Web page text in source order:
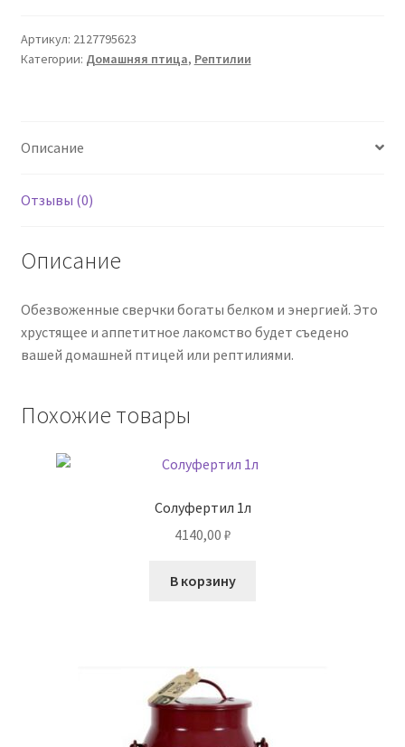
Beaumont
Обезвоженные
Артикул: 2127795623
Категории: Домашняя птица, Рептилии
Описание
Отзывы (0)
Описание
Обезвоженные сверчки богаты белком и энергией. Это
хрустящее и аппетитное лакомство будет съедено
вашей домашней птицей или рептилиями.
Похожие товары
Солуфертил 1л
4140,00 ₽
В корзину